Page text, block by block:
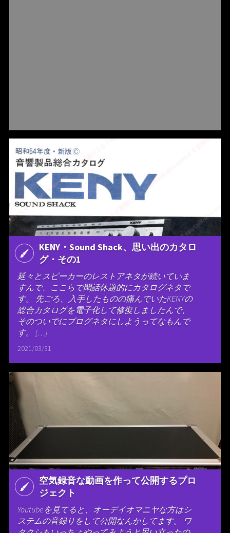
KENY・Sound Shack、思い出のカタロ
グ・その1
延々とスピーカーのレストアネタが続いていま
すんで、ここらで閑話休題的にカタログネタで
す。 先ごろ、入手したものの痛んでいたKENYの
総合カタログを電子化して修復しましたんで、
そのついでにブログネタにしようってなもんで
す。 […]
2021/03/31
空気録音な動画を作って公開するプロ
ジェクト
Youtubeを見てると、オーデイオマニヤな方はシ
ステムの音録りをして公開なんかしてます。 ワ